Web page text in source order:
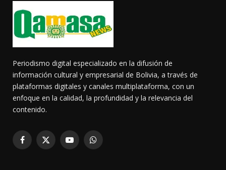
Periodismo digital especializado en la difusión de
información cultural y empresarial de Bolivia, a través de
plataformas digitales y canales multiplataforma, con un
enfoque en la calidad, la profundidad y la relevancia del
contenido.
Facebook
X
YouTubeWhatsApp